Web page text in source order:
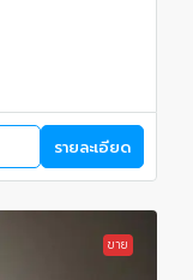
รายละเอียด
ขาย